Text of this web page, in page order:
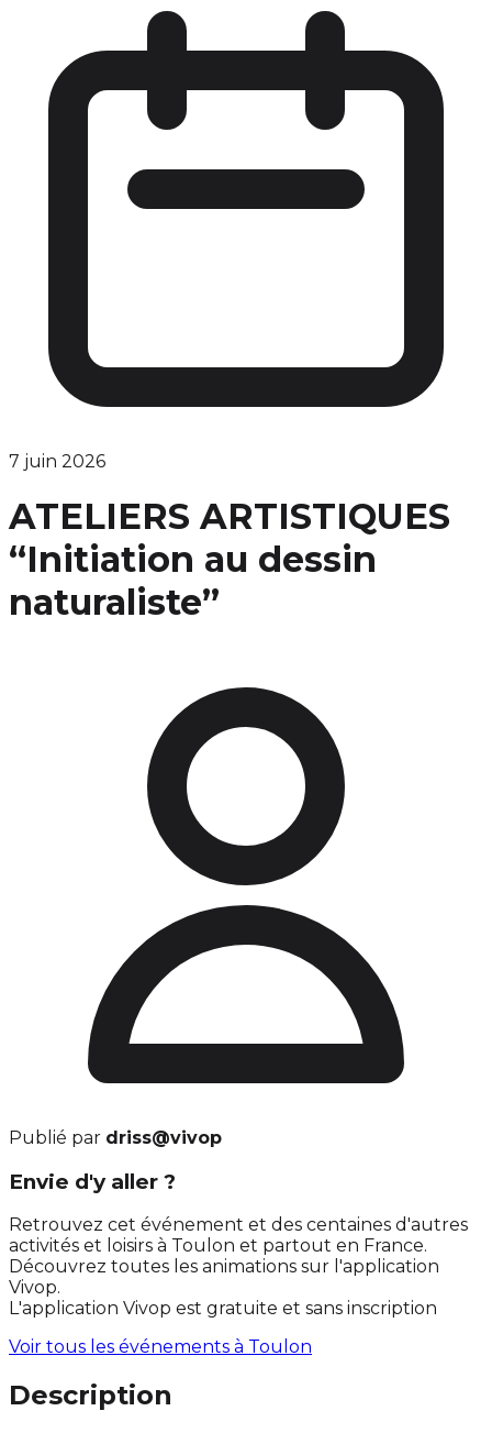
7 juin 2026
ATELIERS ARTISTIQUES
“Initiation au dessin
naturaliste”
Publié par driss@vivop
Envie d'y aller ?
Retrouvez cet événement et des centaines d'autres
activités et loisirs à Toulon et partout en France.
Découvrez toutes les animations sur l'application
Vivop.
L'application Vivop est gratuite et sans inscription
Voir tous les événements à Toulon
Description